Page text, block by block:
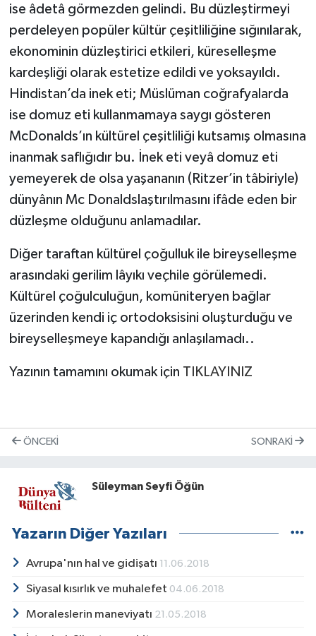
ise âdetâ görmezden gelindi. Bu düzleştirmeyi
perdeleyen popüler kültür çeşitliliğine sığınılarak,
ekonominin düzleştirici etkileri, küreselleşme
kardeşliği olarak estetize edildi ve yoksayıldı.
Hindistan’da inek eti; Müslüman coğrafyalarda
ise domuz eti kullanmamaya saygı gösteren
McDonalds’ın kültürel çeşitliliği kutsamış olmasına
inanmak saflığıdır bu. İnek eti veyâ domuz eti
yemeyerek de olsa yaşananın (Ritzer’in tâbiriyle)
dünyânın Mc Donaldslaştırılmasını ifâde eden bir
düzleşme olduğunu anlamadılar.
Diğer taraftan kültürel çoğulluk ile bireyselleşme
arasındaki gerilim lâyıkı veçhile görülemedi.
Kültürel çoğulculuğun, komüniteryen bağlar
üzerinden kendi iç ortodoksisini oluşturduğu ve
bireyselleşmeye kapandığı anlaşılamadı..
Yazının tamamını okumak için TIKLAYINIZ
ÖNCEKI SONRAKI
Süleyman Seyfi Öğün
Yazarın Diğer Yazıları
Avrupa'nın hal ve gidişatı 11.06.2018
Siyasal kısırlık ve muhalefet 04.06.2018
Moraleslerin maneviyatı 21.05.2018